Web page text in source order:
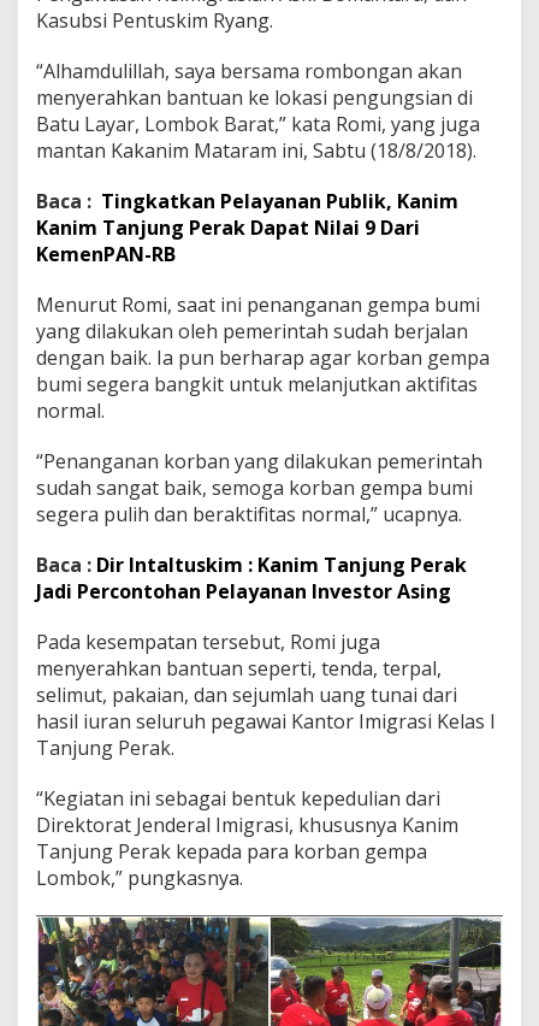
Kasubsi Pentuskim Ryang.
“Alhamdulillah, saya bersama rombongan akan
menyerahkan bantuan ke lokasi pengungsian di
Batu Layar, Lombok Barat,” kata Romi, yang juga
mantan Kakanim Mataram ini, Sabtu (18/8/2018).
Baca : Tingkatkan Pelayanan Publik, Kanim
Kanim Tanjung Perak Dapat Nilai 9 Dari
KemenPAN-RB
Menurut Romi, saat ini penanganan gempa bumi
yang dilakukan oleh pemerintah sudah berjalan
dengan baik. Ia pun berharap agar korban gempa
bumi segera bangkit untuk melanjutkan aktifitas
normal.
“Penanganan korban yang dilakukan pemerintah
sudah sangat baik, semoga korban gempa bumi
segera pulih dan beraktifitas normal,” ucapnya.
Baca : Dir Intaltuskim : Kanim Tanjung Perak
Jadi Percontohan Pelayanan Investor Asing
Pada kesempatan tersebut, Romi juga
menyerahkan bantuan seperti, tenda, terpal,
selimut, pakaian, dan sejumlah uang tunai dari
hasil iuran seluruh pegawai Kantor Imigrasi Kelas I
Tanjung Perak.
“Kegiatan ini sebagai bentuk kepedulian dari
Direktorat Jenderal Imigrasi, khususnya Kanim
Tanjung Perak kepada para korban gempa
Lombok,” pungkasnya.